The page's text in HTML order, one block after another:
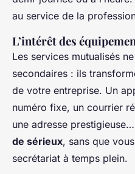
au service de la
L’intérêt des
Les services mutualisés
secondaires : ils
de votre entreprise. Un
numéro fixe, un courrier
une adresse
de sérieux, sans que
secrétariat à temps plein.